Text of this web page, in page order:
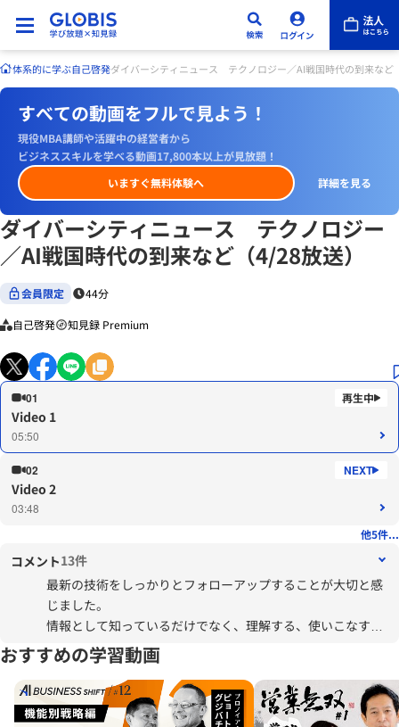
体系的に学ぶ自己啓発ダイバーシティニュース テクノロジー／AI戦国時代の到来など
すべての動画をフルで見よう！
現役MBA講師や活躍中の経営者から
ビジネススキルを学べる動画17,800本以上が見放題！
いますぐ無料体験へ
詳細を見る
ダイバーシティニュース テクノロジー
／AI戦国時代の到来など（4/28放送）
会員限定 44分
自己啓発 知見録 Premium
01
Video 1
05:50
02
Video 2
03:48
他5件...
コメント13件
最新の技術をしっかりとフォローアップすることが大切と感
じました。
情報として知っているだけでなく、理解する、使いこなす。
まだまだ及びませんが少しづつでも深めて行けるようにしま
す。
おすすめの学習動画